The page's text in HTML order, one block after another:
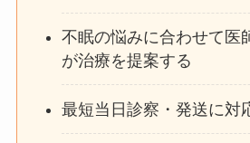
不眠の悩みに合わせて医
が治療を提案する
最短当日診察・発送に対